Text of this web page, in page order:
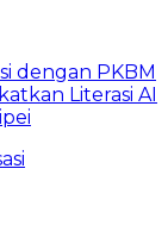
dengan PKBM
Literasi AI